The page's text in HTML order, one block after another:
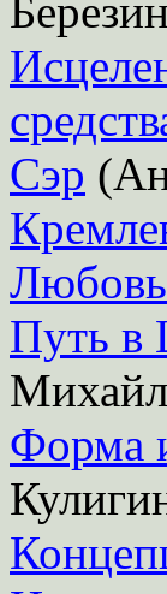
Сэр
Путь в
Форма